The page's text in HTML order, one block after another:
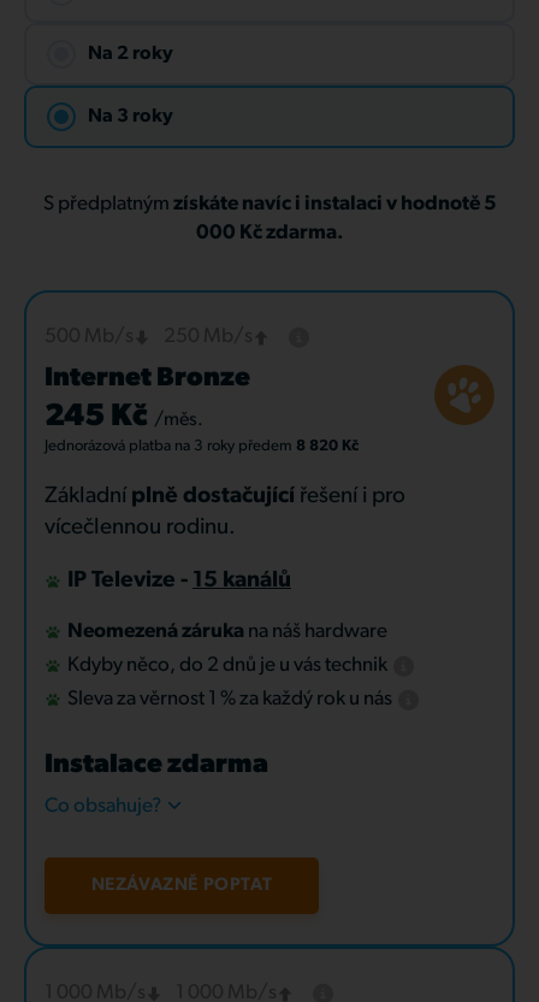
Na 2 roky
Na 3 roky
S předplatným získáte navíc i instalaci v hodnotě 5
000 Kč zdarma.
Internet Bronze
245 Kč /měs.
Jednorázová platba na 3 roky předem 8 820 Kč
Základní plně dostačující řešení i pro
vícečlennou rodinu.
IP Televize - 15 kanálů
Neomezená záruka na náš hardware
Kdyby něco, do 2 dnů je u vás technik
Sleva za věrnost 1 % za každý rok u nás
Instalace zdarma
Co obsahuje?
NEZÁVAZNĚ POPTAT